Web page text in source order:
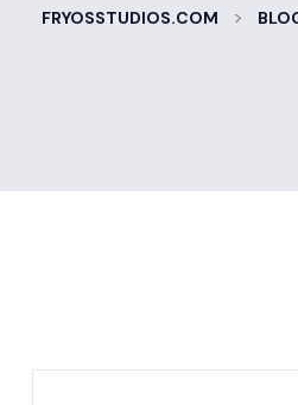
FRYOSSTUDIOS.COM >